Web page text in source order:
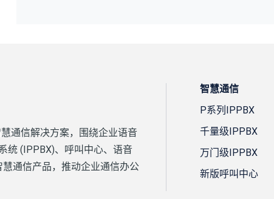
通信解决方案，围绕企业语音
统 (IPPBX)、呼叫中心、语音
通信产品，推动企业通信办公
智慧通信
P系列IPPBX
千量级IPPBX
万门级IPPBX
新版呼叫中心